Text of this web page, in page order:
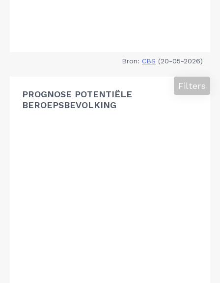
Bron: CBS (20-05-2026)
PROGNOSE POTENTIËLE
BEROEPSBEVOLKING
Filters